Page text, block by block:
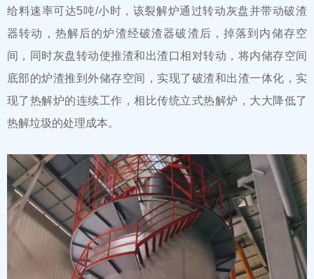
给料速率可达5吨/小时，该裂解炉通过转动灰盘并带动破渣
器转动，热解后的炉渣经破渣器破渣后，掉落到内储存空
间，同时灰盘转动使推渣和出渣口相对转动，将内储存空间
底部的炉渣推到外储存空间，实现了破渣和出渣一体化，实
现了热解炉的连续工作，相比传统立式热解炉，大大降低了
热解垃圾的处理成本。